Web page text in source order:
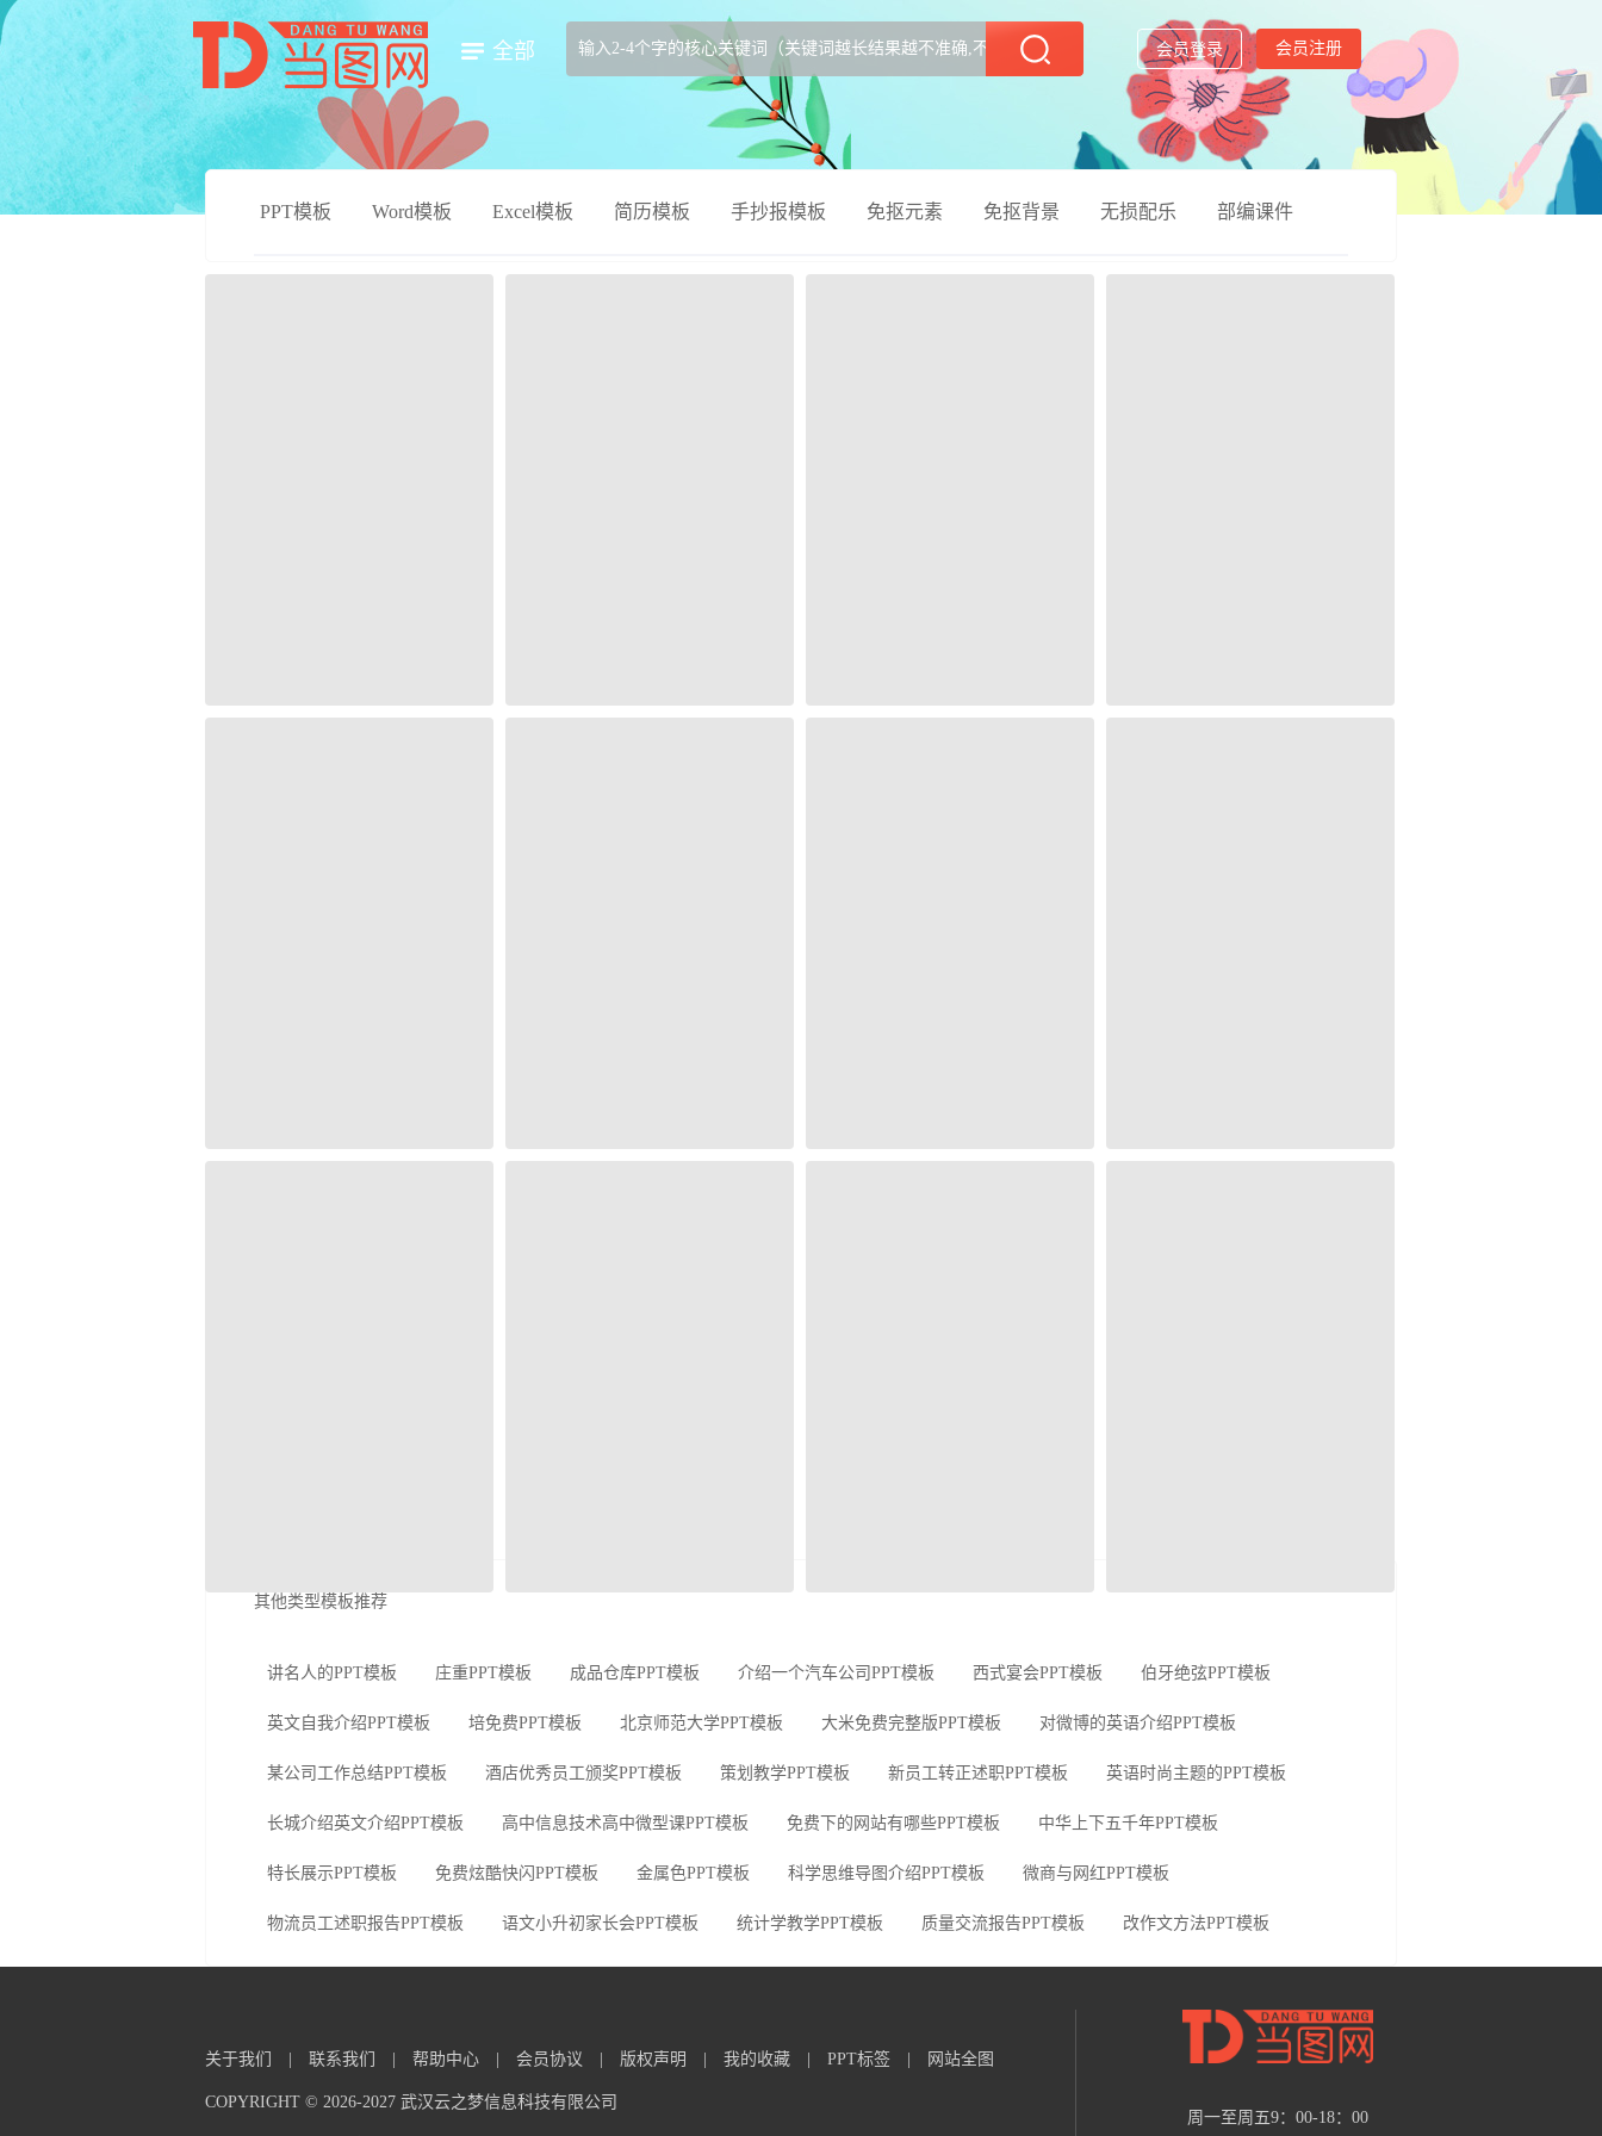
全部 会员登录 会员注册
PPT模板 Word模板 Excel模板 简历模板 手抄报模板 免抠元素 免抠背景 无损配乐 部编课件
其他类型模板推荐
讲名人的PPT模板 庄重PPT模板 成品仓库PPT模板 介绍一个汽车公司PPT模板 西式宴会PPT模板 伯牙绝弦PPT模板
英文自我介绍PPT模板 培免费PPT模板 北京师范大学PPT模板 大米免费完整版PPT模板 对微博的英语介绍PPT模板
某公司工作总结PPT模板 酒店优秀员工颁奖PPT模板 策划教学PPT模板 新员工转正述职PPT模板 英语时尚主题的PPT模板
长城介绍英文介绍PPT模板 高中信息技术高中微型课PPT模板 免费下的网站有哪些PPT模板 中华上下五千年PPT模板
特长展示PPT模板 免费炫酷快闪PPT模板 金属色PPT模板 科学思维导图介绍PPT模板 微商与网红PPT模板
物流员工述职报告PPT模板 语文小升初家长会PPT模板 统计学教学PPT模板 质量交流报告PPT模板 改作文方法PPT模板
关于我们 联系我们 帮助中心 会员协议 版权声明 我的收藏 PPT标签 网站全图
COPYRIGHT © 2026-2027 武汉云之梦信息科技有限公司
周一至周五9：00-18：00